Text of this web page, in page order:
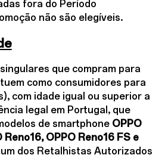
fora do Período
não são elegíveis.
que compram para
como consumidores para
com idade igual ou superior a
legal em Portugal, que
de smartphone OPPO
Reno16, OPPO Reno16 FS e
dos Retalhistas Autorizados